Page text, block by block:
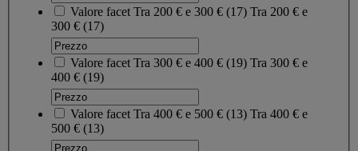
Valore facet Tra 200 € e 300 € (17) Tra 200 € e
300 € (17)
Valore facet Tra 300 € e 400 € (19) Tra 300 € e
400 € (19)
Valore facet Tra 400 € e 500 € (13) Tra 400 € e
500 € (13)